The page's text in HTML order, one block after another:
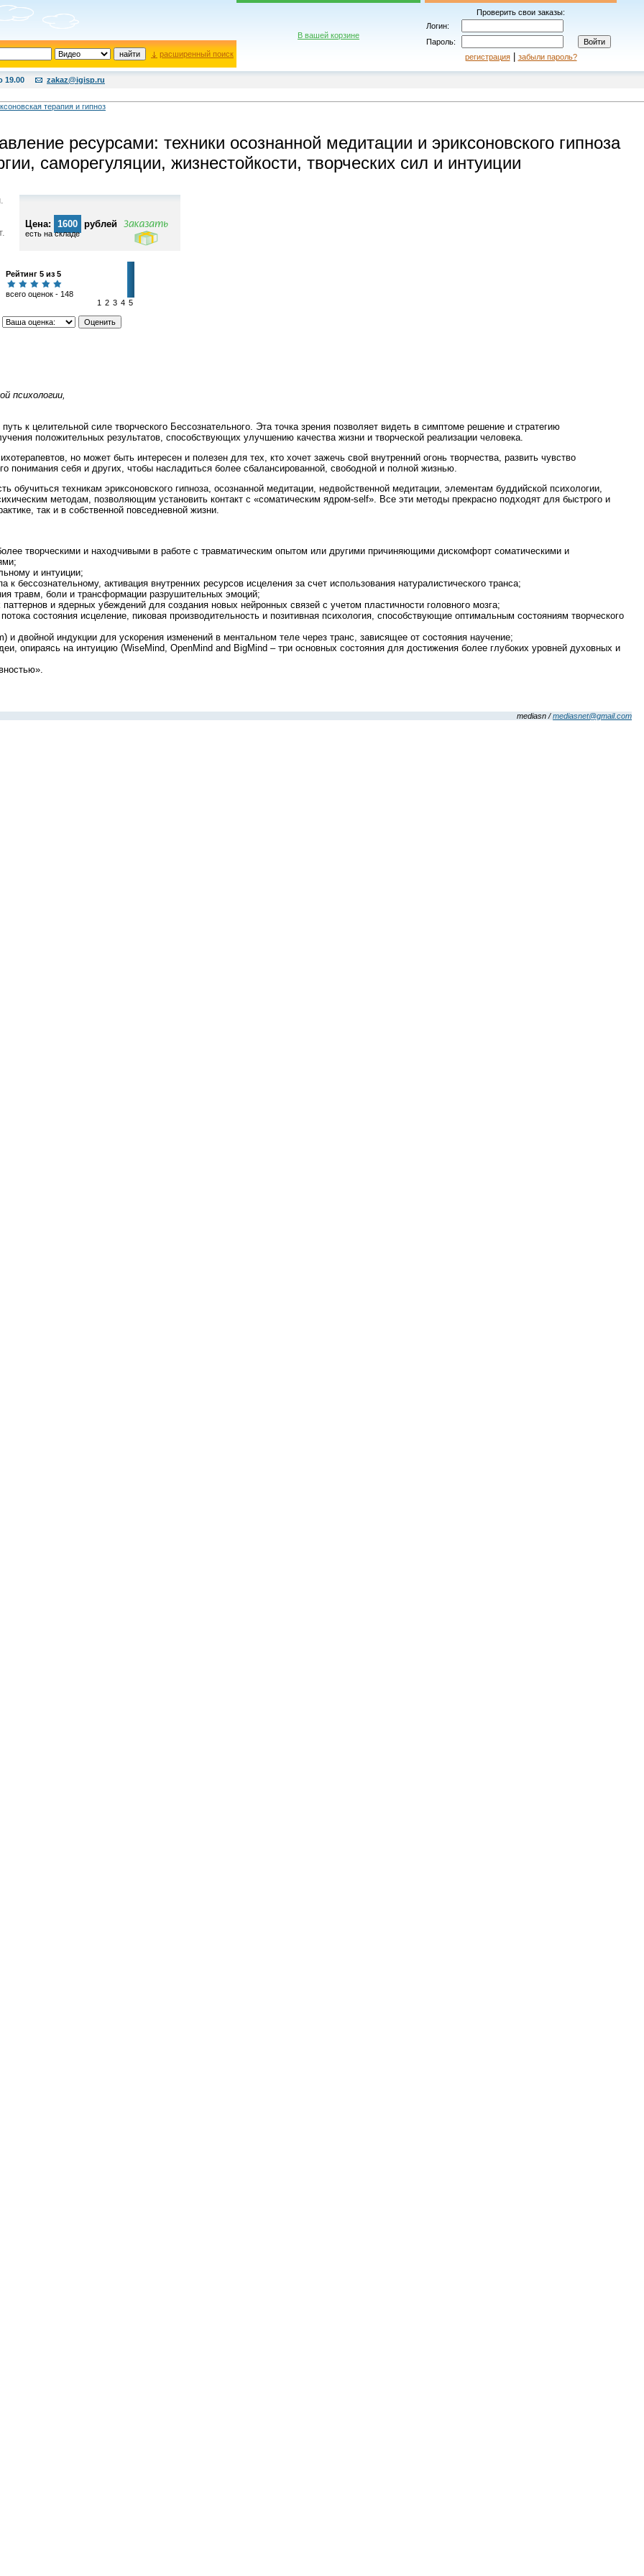
расширенный поиск
В вашей корзине
Проверить свои заказы:
Логин:
Пароль:
регистрация| забыли пароль?
19.00 zakaz@igisp.ru
терапия и гипноз
ресурсами: техники осознанной медитации и эриксоновского гипноза
саморегуляции, жизнестойкости, творческих сил и интуиции
Цена: 1600 рублей
есть на складе
Рейтинг 5 из 5
всего оценок - 148
1 2 3 4 5
психологии,
к целительной силе творческого Бессознательного. Эта точка зрения позволяет видеть в симптоме решение и стратегию
положительных результатов, способствующих улучшению качества жизни и творческой реализации человека.
но может быть интересен и полезен для тех, кто хочет зажечь свой внутренний огонь творчества, развить чувство
понимания себя и других, чтобы насладиться более сбалансированной, свободной и полной жизнью.
обучиться техникам эриксоновского гипноза, осознанной медитации, недвойственной медитации, элементам буддийской психологии,
методам, позволяющим установить контакт с «соматическим ядром-self». Все эти методы прекрасно подходят для быстрого и
так и в собственной повседневной жизни.
творческими и находчивыми в работе с травматическим опытом или другими причиняющими дискомфорт соматическими и
и интуиции;
бессознательному, активация внутренних ресурсов исцеления за счет использования натуралистического транса;
травм, боли и трансформации разрушительных эмоций;
и ядерных убеждений для создания новых нейронных связей с учетом пластичности головного мозга;
состояния исцеление, пиковая производительность и позитивная психология, способствующие оптимальным состояниям творческого
и двойной индукции для ускорения изменений в ментальном теле через транс, зависящее от состояния научение;
опираясь на интуицию (WiseMind, OpenMind and BigMind – три основных состояния для достижения более глубоких уровней духовных и
mediasn /mediasnet@gmail.com